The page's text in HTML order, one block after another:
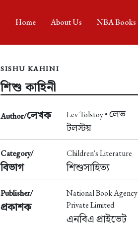
Home About Us NBA Books
SISHU KAHINI
শিশু কাহিনী
Author/লেখক Lev Tolstoy •লেভ
টলস্টয়
Category/
বিভাগ
Children's Literature
শিশুসাহিত্য
Publisher/
প্রকাশক
National Book Agency
Private Limited
এনবিএ প্রাইভেট